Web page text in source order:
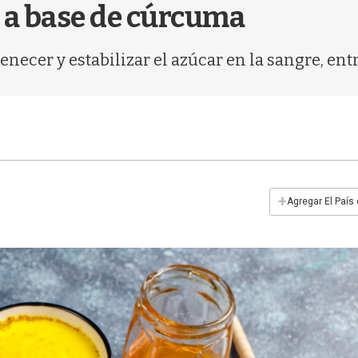
base de cúrcuma
y estabilizar el azúcar en la sangre,
+Agregar El País